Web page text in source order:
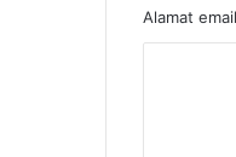
Alamat